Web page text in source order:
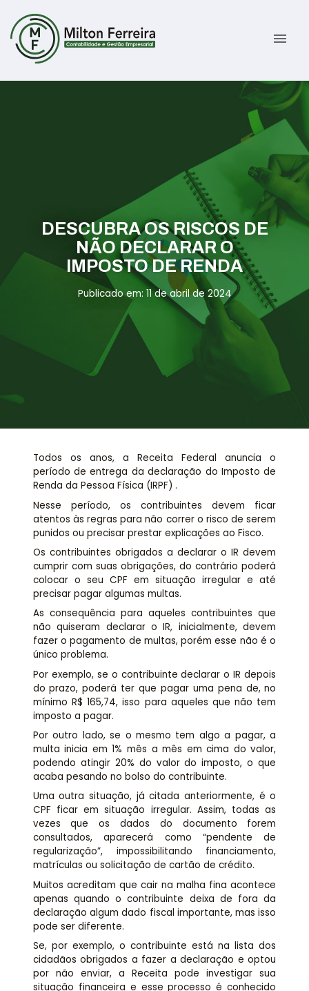
menu
Gestão Tributária e Fiscal
Previdenciária Trabalhista
Abertura de Empresas
Assessoria jurídica
Links Úteis
Informativos
Contato
ÁREA DO CLIENTE
DESCUBRA OS RISCOS DE
NÃO DECLARAR O
IMPOSTO DE RENDA
Publicado em: 11 de abril de 2024
Todos os anos, a Receita Federal anuncia o
período de entrega da declaração do Imposto de
Renda da Pessoa Física (IRPF) .
Nesse período, os contribuintes devem ficar
atentos às regras para não correr o risco de serem
punidos ou precisar prestar explicações ao Fisco.
Os contribuintes obrigados a declarar o IR devem
cumprir com suas obrigações, do contrário poderá
colocar o seu CPF em situação irregular e até
precisar pagar algumas multas.
As consequência para aqueles contribuintes que
não quiseram declarar o IR, inicialmente, devem
fazer o pagamento de multas, porém esse não é o
único problema.
Por exemplo, se o contribuinte declarar o IR depois
do prazo, poderá ter que pagar uma pena de, no
mínimo R$ 165,74, isso para aqueles que não tem
imposto a pagar.
Por outro lado, se o mesmo tem algo a pagar, a
multa inicia em 1% mês a mês em cima do valor,
podendo atingir 20% do valor do imposto, o que
acaba pesando no bolso do contribuinte.
Uma outra situação, já citada anteriormente, é o
CPF ficar em situação irregular. Assim, todas as
vezes que os dados do documento forem
consultados, aparecerá como “pendente de
regularização”, impossibilitando financiamento,
matrículas ou solicitação de cartão de crédito.
Muitos acreditam que cair na malha fina acontece
apenas quando o contribuinte deixa de fora da
declaração algum dado fiscal importante, mas isso
pode ser diferente.
Se, por exemplo, o contribuinte está na lista dos
cidadãos obrigados a fazer a declaração e optou
por não enviar, a Receita pode investigar sua
situação financeira e esse processo é conhecido